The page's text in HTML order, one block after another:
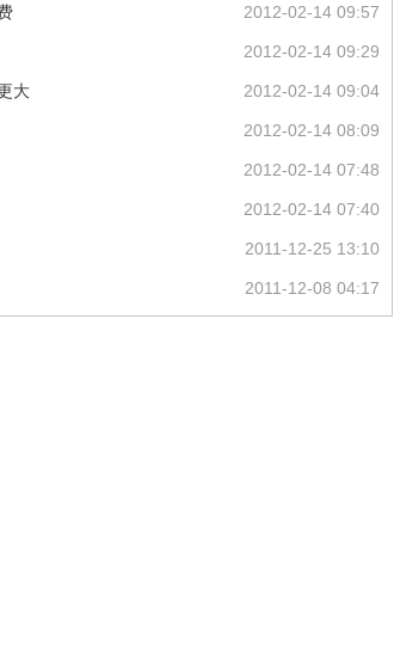
2012-02-14 09:57
2012-02-14 09:29
2012-02-14 09:04
大
2012-02-14 08:09
2012-02-14 07:48
2012-02-14 07:40
2011-12-25 13:10
2011-12-08 04:17